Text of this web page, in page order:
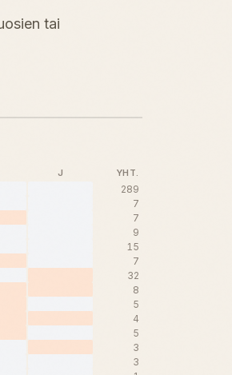
tai
J YHT.
289
7
7
9
15
7
32
8
5
4
5
3
3